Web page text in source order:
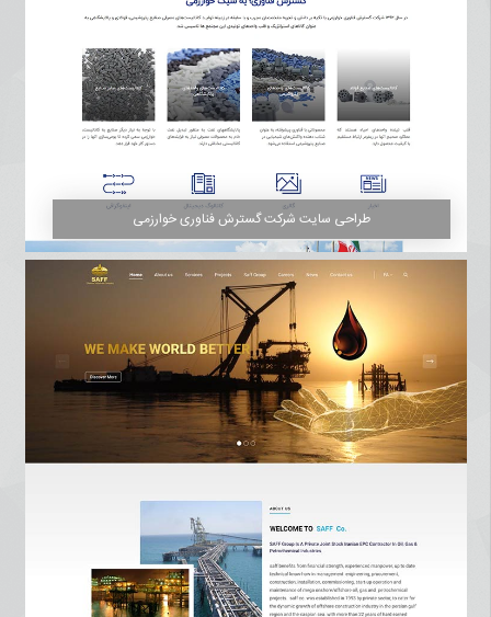
طراحی سایت شرکت گسترش فناوری خوارزمی